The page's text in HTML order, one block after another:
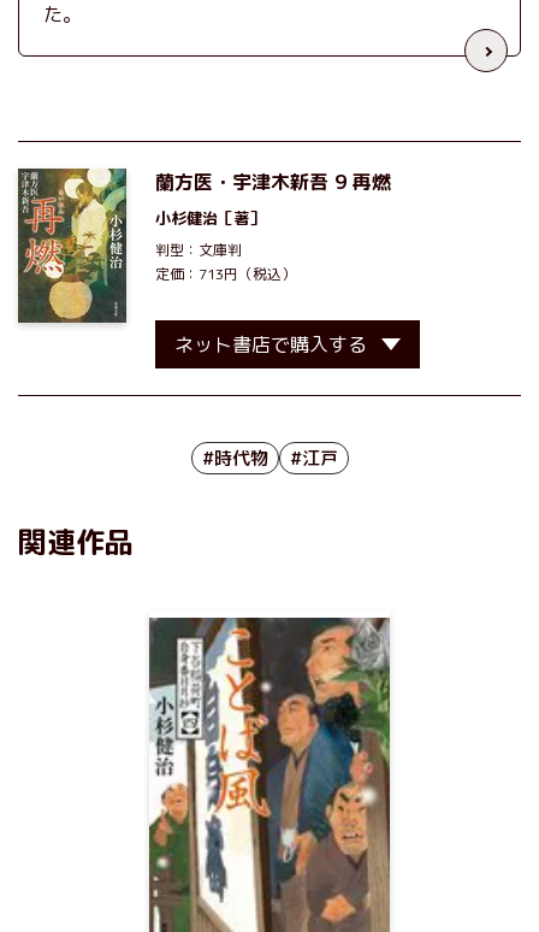
た。
蘭方医・宇津木新吾 9 再燃
小杉健治 ［著］
判型：文庫判
定価：713円（税込）
ネット書店で購入する
#時代物 #江戸
関連作品